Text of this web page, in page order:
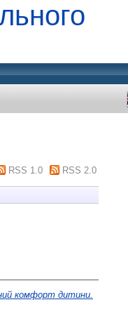
RSS 1.0 RSS 2.0
комфорт дитини.